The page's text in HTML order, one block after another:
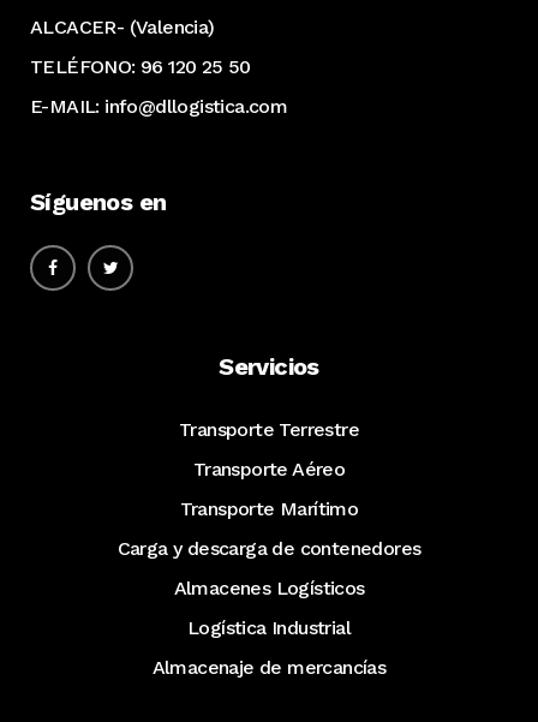
ALCACER- (Valencia)
TELÉFONO: 96 120 25 50
E-MAIL: info@dllogistica.com
Síguenos en
Servicios
Transporte Terrestre
Transporte Aéreo
Transporte Marítimo
Carga y descarga de contenedores
Almacenes Logísticos
Logística Industrial
Almacenaje de mercancías